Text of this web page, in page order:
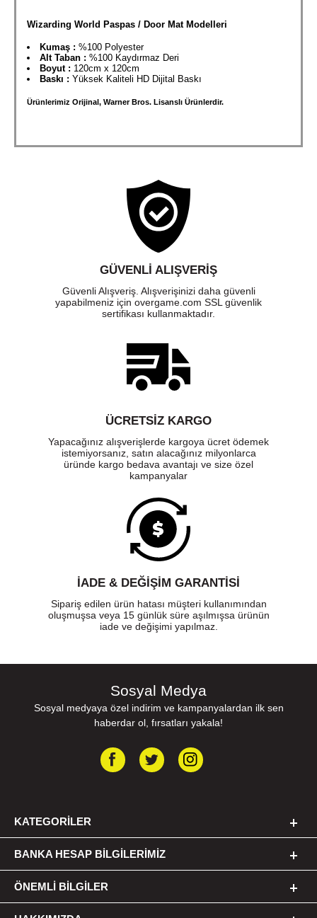
Wizarding World Paspas / Door Mat Modelleri
Kumaş : %100 Polyester
Alt Taban : %100 Kaydırmaz Deri
Boyut : 120cm x 120cm
Baskı : Yüksek Kaliteli HD Dijital Baskı
Ürünlerimiz Orijinal, Warner Bros. Lisanslı Ürünlerdir.
GÜVENLI ALIŞVERIŞ
Güvenli Alışveriş. Alışverişinizi daha güvenli
yapabilmeniz için overgame.com SSL güvenlik
sertifikası kullanmaktadır.
ÜCRETSIZ KARGO
Yapacağınız alışverişlerde kargoya ücret ödemek
istemiyorsanız, satın alacağınız milyonlarca
üründe kargo bedava avantajı ve size özel
kampanyalar
İADE & DEĞİŞİM GARANTİSİ
Sipariş edilen ürün hatası müşteri kullanımından
oluşmuşsa veya 15 günlük süre aşılmışsa ürünün
iade ve değişimi yapılmaz.
Sosyal Medya
Sosyal medyaya özel indirim ve kampanyalardan ilk sen
haberdar ol, fırsatları yakala!
KATEGORILER
BANKA HESAP BILGILERIMIZ
ÖNEMLI BILGILER